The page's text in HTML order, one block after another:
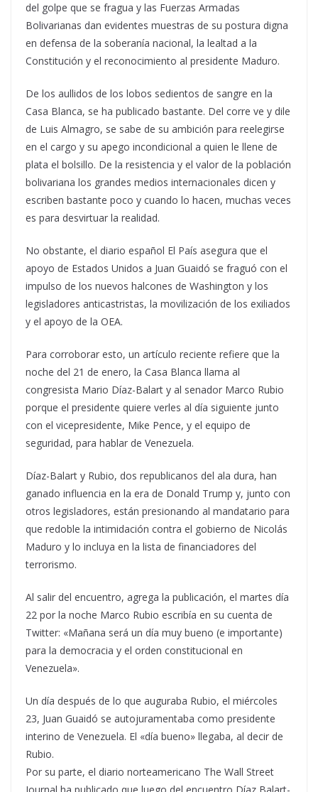
del golpe que se fragua y las Fuerzas Armadas
Bolivarianas dan evidentes muestras de su postura digna
en defensa de la soberanía nacional, la lealtad a la
Constitución y el reconocimiento al presidente Maduro.
De los aullidos de los lobos sedientos de sangre en la
Casa Blanca, se ha publicado bastante. Del corre ve y dile
de Luis Almagro, se sabe de su ambición para reelegirse
en el cargo y su apego incondicional a quien le llene de
plata el bolsillo. De la resistencia y el valor de la población
bolivariana los grandes medios internacionales dicen y
escriben bastante poco y cuando lo hacen, muchas veces
es para desvirtuar la realidad.
No obstante, el diario español El País asegura que el
apoyo de Estados Unidos a Juan Guaidó se fraguó con el
impulso de los nuevos halcones de Washington y los
legisladores anticastristas, la movilización de los exiliados
y el apoyo de la OEA.
Para corroborar esto, un artículo reciente refiere que la
noche del 21 de enero, la Casa Blanca llama al
congresista Mario Díaz-Balart y al senador Marco Rubio
porque el presidente quiere verles al día siguiente junto
con el vicepresidente, Mike Pence, y el equipo de
seguridad, para hablar de Venezuela.
Díaz-Balart y Rubio, dos republicanos del ala dura, han
ganado influencia en la era de Donald Trump y, junto con
otros legisladores, están presionando al mandatario para
que redoble la intimidación contra el gobierno de Nicolás
Maduro y lo incluya en la lista de financiadores del
terrorismo.
Al salir del encuentro, agrega la publicación, el martes día
22 por la noche Marco Rubio escribía en su cuenta de
Twitter: «Mañana será un día muy bueno (e importante)
para la democracia y el orden constitucional en
Venezuela».
Un día después de lo que auguraba Rubio, el miércoles
23, Juan Guaidó se autojuramentaba como presidente
interino de Venezuela. El «día bueno» llegaba, al decir de
Rubio.
Por su parte, el diario norteamericano The Wall Street